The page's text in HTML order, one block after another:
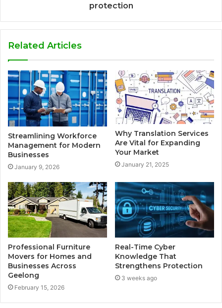
protection
Related Articles
Streamlining Workforce
Management for Modern
Businesses
January 9, 2026
Why Translation Services
Are Vital for Expanding
Your Market
January 21, 2025
Professional Furniture
Movers for Homes and
Businesses Across
Geelong
February 15, 2026
Real-Time Cyber
Knowledge That
Strengthens Protection
3 weeks ago